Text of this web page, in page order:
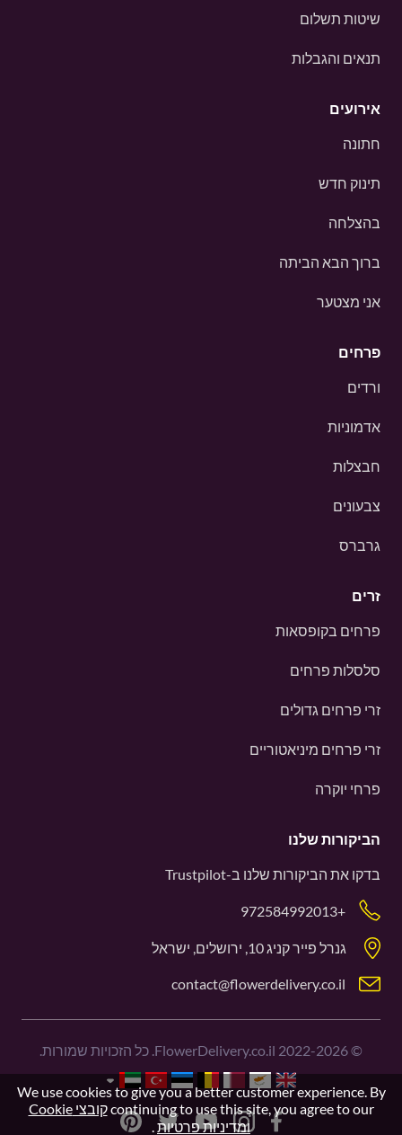
שיטות תשלום
תנאים והגבלות
אירועים
חתונה
תינוק חדש
בהצלחה
ברוך הבא הביתה
אני מצטער
פרחים
ורדים
אדמוניות
חבצלות
צבעונים
גרברס
זרים
פרחים בקופסאות
סלסלות פרחים
זרי פרחים גדולים
זרי פרחים מיניאטוריים
פרחי יוקרה
הביקורות שלנו
בדקו את הביקורות שלנו ב-Trustpilot
+972584992013
גנרל פייר קניג 10, ירושלים, ישראל
contact@flowerdelivery.co.il
©
2022-2026
We use cookies to give you a better customer experience. By
continuing to use this site, you agree to our
קובצי Cookie
ומדיניות פרטיות.